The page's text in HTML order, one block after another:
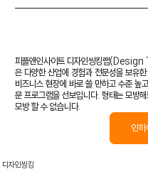
피플앤인사이트 디자인씽킹랩
은 다양한 산업에 경험과 전문성을 보유
비즈니스 현장에 바로 쓸 만하고 수준
문 프로그램을 선보입니다. 형태는 모방
모방 할 수 없습니다.
인하
디자인씽킹